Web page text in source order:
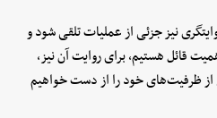
نیز جزئی از عملیات تلقی شود و
قائل هستیم، برای روایت آن نیز،
ظرفیت‌های خود را از دست خواهیم